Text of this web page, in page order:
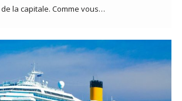
la capitale. Comme vous…